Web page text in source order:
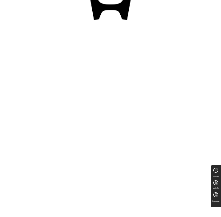
ทดลองขับ
สนใจซื้อ
ใบเสนอราคา